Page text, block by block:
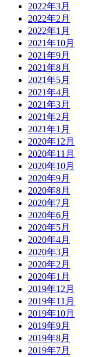
2022年3月
2022年2月
2022年1月
2021年10月
2021年9月
2021年8月
2021年5月
2021年4月
2021年3月
2021年2月
2021年1月
2020年12月
2020年11月
2020年10月
2020年9月
2020年8月
2020年7月
2020年6月
2020年5月
2020年4月
2020年3月
2020年2月
2020年1月
2019年12月
2019年11月
2019年10月
2019年9月
2019年8月
2019年7月